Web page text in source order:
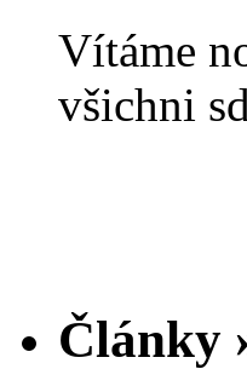
Vítáme
všichni
Články